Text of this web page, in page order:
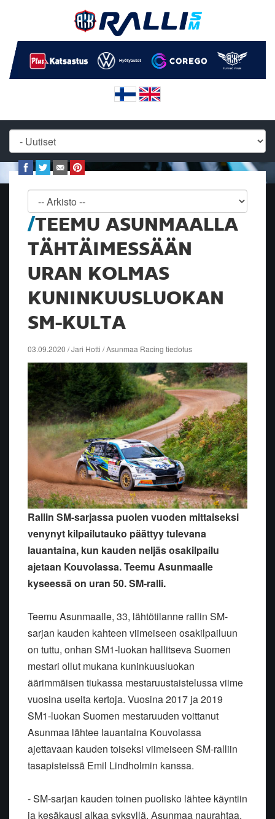
TEEMU ASUNMAALLA
TÄHTÄIMESSÄÄN
URAN KOLMAS
KUNINKUUSLUOKAN
SM-KULTA
03.09.2020 / Jari Hotti / Asunmaa Racing tiedotus
Rallin SM-sarjassa puolen vuoden mittaiseksi
venynyt kilpailutauko päättyy tulevana
lauantaina, kun kauden neljäs osakilpailu
ajetaan Kouvolassa. Teemu Asunmaalle
kyseessä on uran 50. SM-ralli.
Teemu Asunmaalle, 33, lähtötilanne rallin SM-
sarjan kauden kahteen viimeiseen osakilpailuun
on tuttu, onhan SM1-luokan hallitseva Suomen
mestari ollut mukana kuninkuusluokan
äärimmäisen tiukassa mestaruustaistelussa viime
vuosina useita kertoja. Vuosina 2017 ja 2019
SM1-luokan Suomen mestaruuden voittanut
Asunmaa lähtee lauantaina Kouvolassa
ajettavaan kauden toiseksi viimeiseen SM-ralliin
tasapisteissä Emil Lindholmin kanssa.
- SM-sarjan kauden toinen puolisko lähtee käyntiin
ja kesäkausi alkaa syksyllä, Asunmaa naurahtaa.